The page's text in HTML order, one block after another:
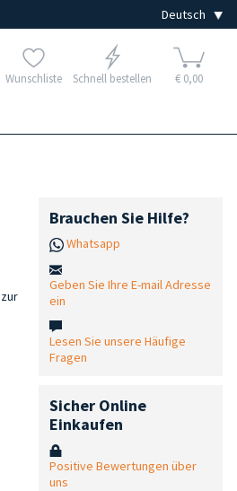
Wunschliste Schnell bestellen € 0,00
Brauchen Sie Hilfe?
Whatsapp
Geben Sie Ihre E-mail Adresse
ein
Lesen Sie unsere Häufige
Fragen
Sicher Online
Einkaufen
Positive Bewertungen über
uns